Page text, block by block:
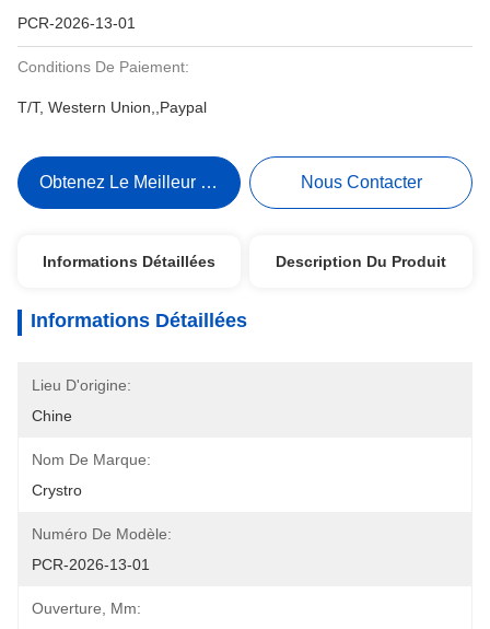
PCR-2026-13-01
Conditions De Paiement:
T/T, Western Union,,Paypal
Obtenez Le Meilleur Prix Nous Contacter
Informations Détaillées Description Du Produit
Informations Détaillées
Lieu D'origine:
Chine
Nom De Marque:
Crystro
Numéro De Modèle:
PCR-2026-13-01
Ouverture, Mm: